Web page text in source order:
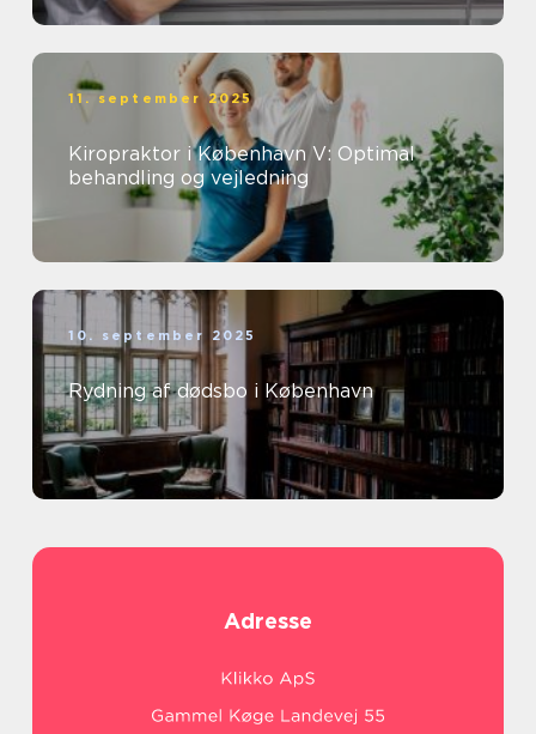
11. september 2025
Kiropraktor i København V: Optimal
behandling og vejledning
10. september 2025
Rydning af dødsbo i København
Adresse